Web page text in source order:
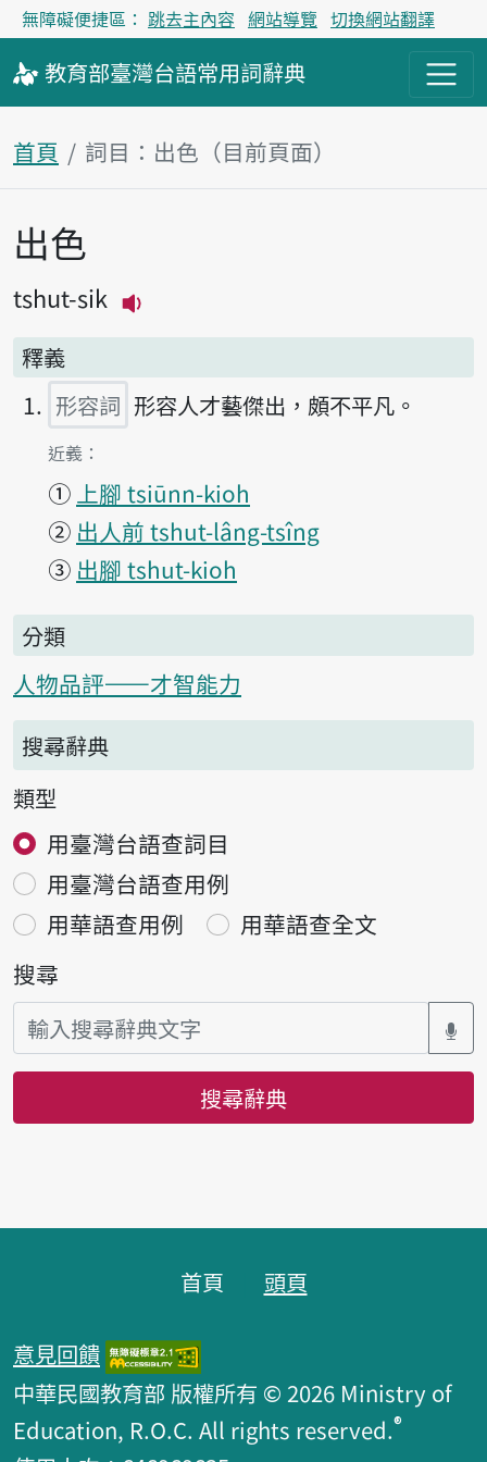
無障礙便捷區： 跳去主內容 網站導覽 切換網站翻譯
教育部臺灣台語常用詞辭典
首頁 詞目：出色（目前頁面）
主內容區塊
出色
tshut-sik
釋義
形容詞 形容人才藝傑出，頗不平凡。
第1項釋義的
近義：
① 上腳 tsiūnn-kioh
② 出人前 tshut-lâng-tsîng
③ 出腳 tshut-kioh
分類
人物品評——才智能力
搜尋辭典
類型
用臺灣台語查詞目
用臺灣台語查用例
用華語查用例
用華語查全文
搜尋
搜尋辭典
首頁 頭頁
意見回饋
中華民國教育部 版權所有 © 2026 Ministry of
Education, R.O.C. All rights reserved.®